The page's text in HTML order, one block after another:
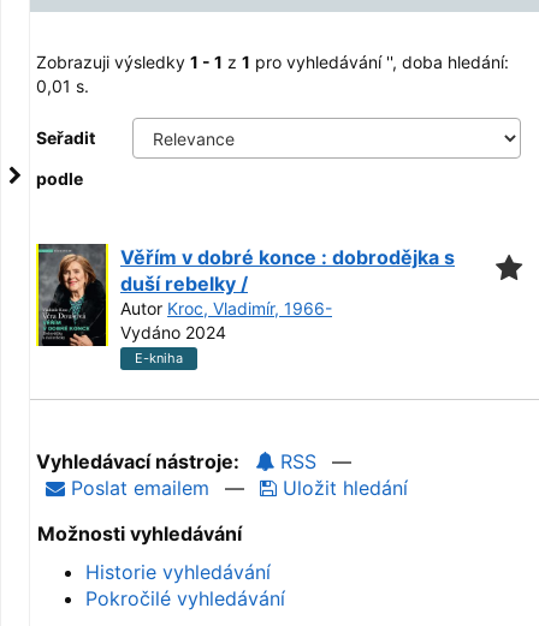
Zobrazuji výsledky 1 - 1 z 1 pro vyhledávání '', doba hledání:
0,01 s.
Seřadit
podle
Věřím v dobré konce : dobrodějka s
duší rebelky /
Autor Kroc, Vladimír, 1966-
Vydáno 2024
E-kniha
Vyhledávací nástroje: RSS
—
Poslat emailem
—
Uložit hledání
Možnosti vyhledávání
Historie vyhledávání
Pokročilé vyhledávání